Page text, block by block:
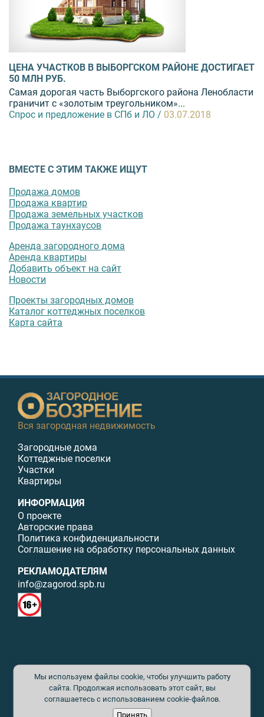
ЦЕНА УЧАСТКОВ В ВЫБОРГСКОМ РАЙОНЕ ДОСТИГАЕТ
50 МЛН РУБ.
Самая дорогая часть Выборгского района Ленобласти
граничит с «золотым треугольником»...
Спрос и предложение в СПб и ЛО / 03.07.2018
ВМЕСТЕ С ЭТИМ ТАКЖЕ ИЩУТ
Продажа домов
Продажа квартир
Продажа земельных участков
Продажа таунхаусов
Аренда загородного дома
Аренда квартиры
Добавить объект на сайт
Новости
Проекты загородных домов
Каталог коттеджных поселков
Карта сайта
Вся загородная недвижимость
Загородные дома
Коттеджные поселки
Участки
Квартиры
ИНФОРМАЦИЯ
О проекте
Авторские права
Политика конфиденциальности
Соглашение на обработку персональных данных
РЕКЛАМОДАТЕЛЯМ
info@zagorod.spb.ru
© ИП Малыщева Б.Л. Все права защищены. Перепечатка материалов
данного сайта возможна только с письменного разрешения. При
цитировании ссылка на www.zagorod.spb.ru обязательна. Редакция не
несет ответственности за содержание рекламных материалов. Все
рекламируемые товары и услуги имеют необходимые сертификаты и
лицензии. Перепечатка любых материалов без письменного согласия
Мы используем файлы cookie, чтобы улучшить работу
сайта. Продолжая использовать этот сайт, вы
соглашаетесь с использованием cookie-файлов.
Принять